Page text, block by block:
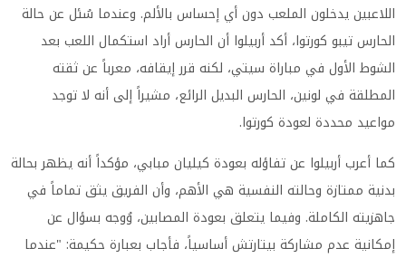
اللاعبين يدخلون الملعب دون أي إحساس بالألم. وعندما سُئل عن حالة
الحارس تيبو كورتوا، أكد أربيلوا أن الحارس أراد استكمال اللعب بعد
الشوط الأول في مباراة سيتي، لكنه قرر إيقافه، معرباً عن ثقته
المطلقة في لونين، الحارس البديل الرائع، مشيراً إلى أنه لا توجد
مواعيد محددة لعودة كورتوا.
كما أعرب أربيلوا عن تفاؤله بعودة كيليان مبابي، مؤكداً أنه يظهر بحالة
بدنية ممتازة وحالته النفسية هي الأهم، وأن الفريق يثق تماماً في
جاهزيته الكاملة. وفيما يتعلق بعودة المصابين، وُوجه بسؤال عن
إمكانية عدم مشاركة بيتارتش أساسياً، فأجاب بعبارة حكيمة: "عندما